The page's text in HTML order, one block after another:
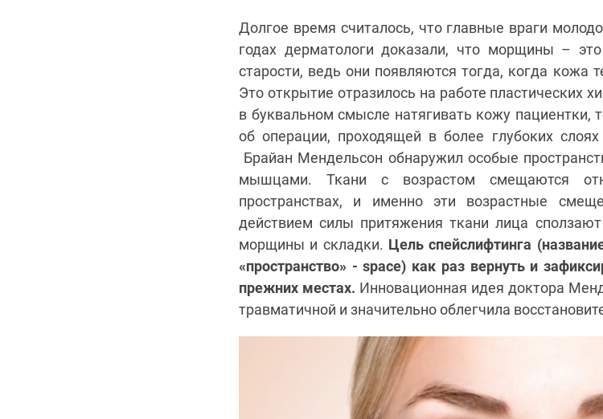
Долгое время считалось, что главные враги
годах дерматологи доказали, что морщины –
старости, ведь они появляются тогда, когда кожа
Это открытие отразилось на работе пластических
в буквальном смысле натягивать кожу пациентки,
об операции, проходящей в более глубоких
Брайан Мендельсон обнаружил особые
мышцами. Ткани с возрастом смещаются
пространствах, и именно эти возрастные
действием силы притяжения ткани лица
морщины и складки. Цель спейслифтинга
«пространство» - space) как раз вернуть и
прежних местах. Инновационная идея доктора
травматичной и значительно облегчила